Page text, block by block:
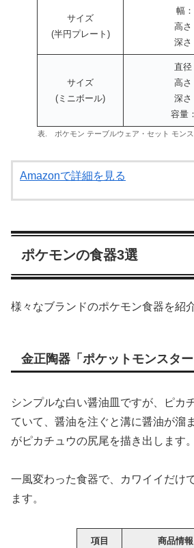
サイズ
(半円プレート)
幅
高さ
深さ
サイズ
(ミニボール)
直径
高さ
深さ
容量
表. ポケモン テーブルウェア・セット モン
Amazonで詳細を見る
ポケモンの食器3選
様々なブランドのポケモン食器を紹
金正陶器「ポケットモンスタ
シンプルな白い醤油皿ですが、ピカ
ていて、醤油を注ぐと溝に醤油が溜
がピカチュウの尻尾を描き出します。
一風変わった食器で、カワイイだけ
ます。
項目 商品情報